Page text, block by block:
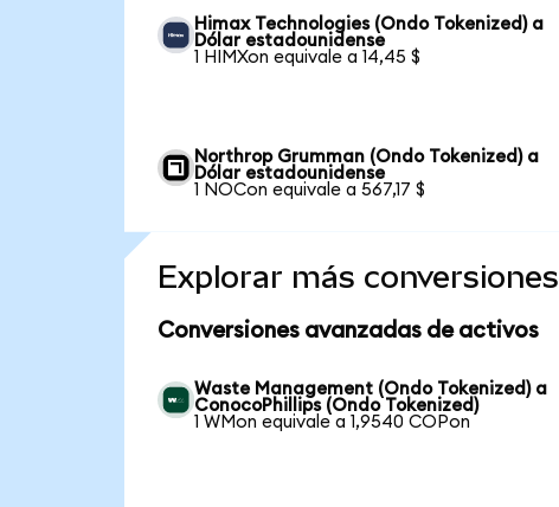
Himax Technologies (Ondo Tokenized) a
Dólar estadounidense
1 HIMXon equivale a 14,45 $
Northrop Grumman (Ondo Tokenized) a
Dólar estadounidense
1 NOCon equivale a 567,17 $
Explorar más conversiones
Conversiones avanzadas de activos
Waste Management (Ondo Tokenized) a
ConocoPhillips (Ondo Tokenized)
1 WMon equivale a 1,9540 COPon